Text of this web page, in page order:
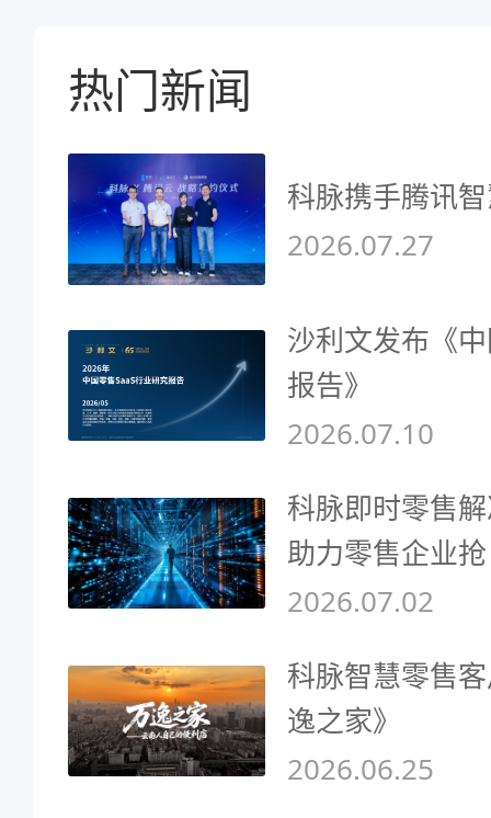
热门新闻
科脉携手腾讯
2026.07.27
沙利文发布《
报告》
2026.07.10
科脉即时零售
助力零售企业
2026.07.02
科脉智慧零售
逸之家》
2026.06.25